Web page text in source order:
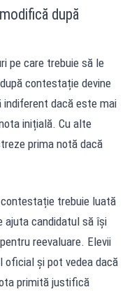
după
pe care trebuie să le
contestație devine
dacă este mai
inițială. Cu alte
prima notă dacă
trebuie luată
ajuta candidatul să își
reevaluare. Elevii
oficial și pot vedea dacă
primită justifică